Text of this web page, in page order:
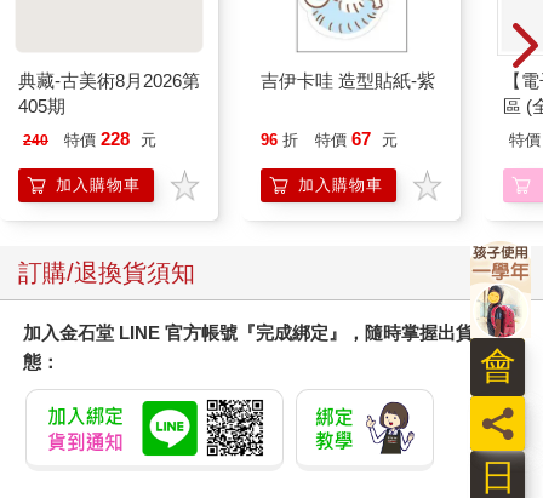
典藏-古美術8月2026第
405期
240 特價 228 元
加入購物車
吉伊卡哇 造型貼紙-紫
96 折 特價 67 元
加入購物車
【
區 (
特價
訂購/退換貨須知
加入金石堂 LINE 官方帳號『完成綁定』，隨時掌握出貨動
態：
日
員
會